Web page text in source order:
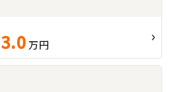
3.0 万円